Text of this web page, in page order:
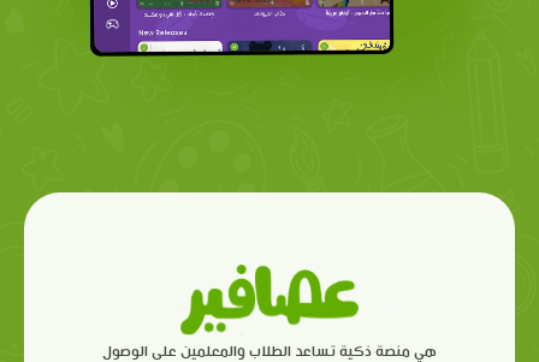
هي منصة ذكية تساعد الطلاب والمعلمين على الوصول